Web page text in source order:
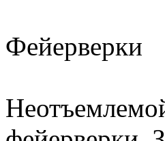
Фейерверки